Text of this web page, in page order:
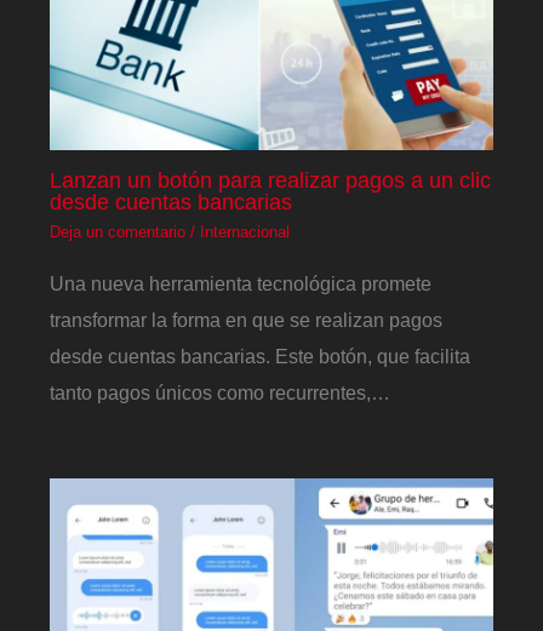
Lanzan un botón para realizar pagos a un clic
desde cuentas bancarias
Deja un comentario / Internacional
Una nueva herramienta tecnológica promete
transformar la forma en que se realizan pagos
desde cuentas bancarias. Este botón, que facilita
tanto pagos únicos como recurrentes,…